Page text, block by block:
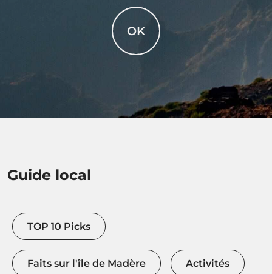
OK
Guide local
TOP 10 Picks
Faits sur l'île de Madère Activités